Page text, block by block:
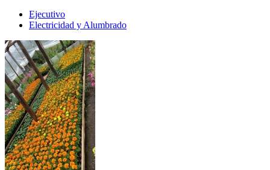
Ejecutivo
Electricidad y Alumbrado